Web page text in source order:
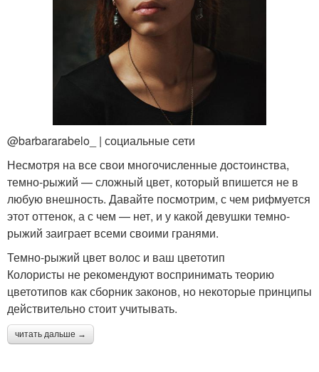
@barbararabelo_ | социальные сети
Несмотря на все свои многочисленные достоинства,
темно-рыжий — сложный цвет, который впишется не в
любую внешность. Давайте посмотрим, с чем рифмуется
этот оттенок, а с чем — нет, и у какой девушки темно-
рыжий заиграет всеми своими гранями.
Темно-рыжий цвет волос и ваш цветотип
Колористы не рекомендуют воспринимать теорию
цветотипов как сборник законов, но некоторые принципы
действительно стоит учитывать.
читать дальше →